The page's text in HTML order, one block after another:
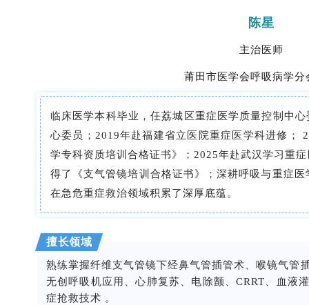
陈星
主治医师
莆田市医学会呼吸病学分
临床医学本科毕业，任荔城区重症医学质量控制中
心委员； 2019年赴福建省立医院重症医学科进修；
学专科资质培训合格证书》；2025年赴武汉学习重
得了《支气管镜培训合格证书》；深耕呼吸与重症
在急危重症救治领域积累了深厚底蕴。
擅长领域
熟练掌握纤维支气管镜下经鼻气管插管术、 喉镜气管
无创呼吸机应用、心肺复苏、电除颤、CRRT 、血液
症抢救技术 。